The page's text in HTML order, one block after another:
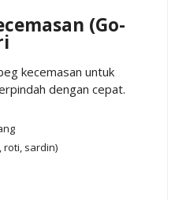
(Go-
kecemasan untuk
dengan cepat.
roti, sardin)